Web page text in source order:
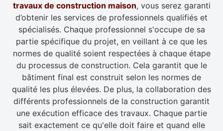
travaux de construction maison, vous serez garanti
d’obtenir les services de professionnels qualifiés et
spécialisés. Chaque professionnel s'occupe de sa
partie spécifique du projet, en veillant à ce que les
normes de qualité soient respectées à chaque étape
du processus de construction. Cela garantit que le
bâtiment final est construit selon les normes de
qualité les plus élevées. De plus, la collaboration des
différents professionnels de la construction garantit
une exécution efficace des travaux. Chaque partie
sait exactement ce qu'elle doit faire et quand elle